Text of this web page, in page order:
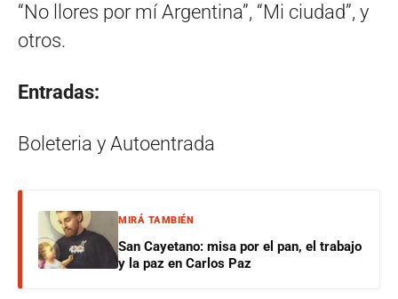
“No llores por mí Argentina”, “Mi ciudad”, y
otros.
Entradas:
Boleteria y Autoentrada
MIRÁ TAMBIÉN
San Cayetano: misa por el pan, el trabajo
y la paz en Carlos Paz